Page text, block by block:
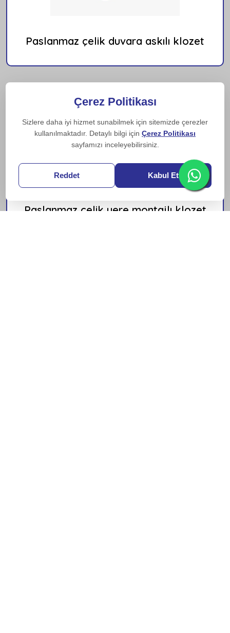
Paslanmaz çelik duvara askılı klozet
Paslanmaz çelik yere montajlı klozet
Çerez Politikası
Sizlere daha iyi hizmet sunabilmek için sitemizde çerezler
kullanılmaktadır. Detaylı bilgi için Çerez Politikası
sayfamızı inceleyebilirsiniz.
Reddet Kabul Et